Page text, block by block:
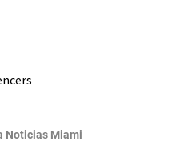
Noticias Miami